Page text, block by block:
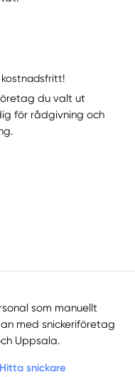
du valt ut
för rådgivning och
som manuellt
med snickeriföretag
Uppsala.
Hitta snickare